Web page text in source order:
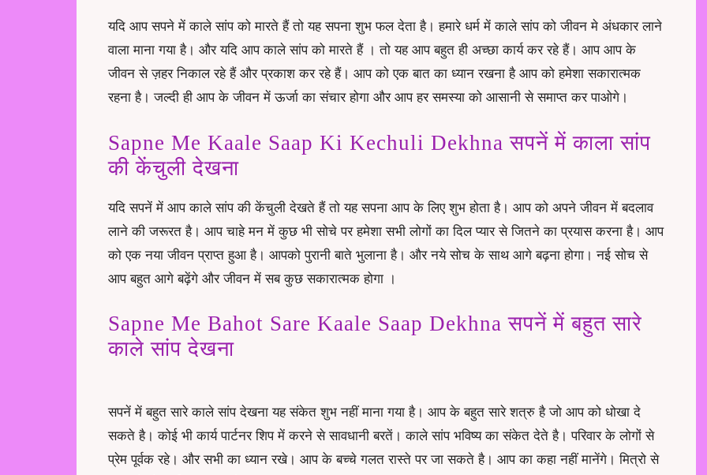
यदि आप सपने में काले सांप को मारते हैं तो यह सपना शुभ फल देता है। हमारे धर्म में काले सांप को जीवन मे अंधकार लाने
वाला माना गया है। और यदि आप काले सांप को मारते हैं । तो यह आप बहुत ही अच्छा कार्य कर रहे हैं। आप आप के
जीवन से ज़हर निकाल रहे हैं और प्रकाश कर रहे हैं। आप को एक बात का ध्यान रखना है आप को हमेशा सकारात्मक
रहना है। जल्दी ही आप के जीवन में ऊर्जा का संचार होगा और आप हर समस्या को आसानी से समाप्त कर पाओगे।
Sapne Me Kaale Saap Ki Kechuli Dekhna सपनें में काला सांप
की केंचुली देखना
यदि सपनें में आप काले सांप की केंचुली देखते हैं तो यह सपना आप के लिए शुभ होता है। आप को अपने जीवन में बदलाव
लाने की जरूरत है। आप चाहे मन में कुछ भी सोचे पर हमेशा सभी लोगों का दिल प्यार से जितने का प्रयास करना है। आप
को एक नया जीवन प्राप्त हुआ है। आपको पुरानी बाते भुलाना है। और नये सोच के साथ आगे बढ़ना होगा। नई सोच से
आप बहुत आगे बढ़ेंगे और जीवन में सब कुछ सकारात्मक होगा ।
Sapne Me Bahot Sare Kaale Saap Dekhna सपनें में बहुत सारे
काले सांप देखना
सपनें में बहुत सारे काले सांप देखना यह संकेत शुभ नहीं माना गया है। आप के बहुत सारे शत्रु है जो आप को धोखा दे
सकते है। कोई भी कार्य पार्टनर शिप में करने से सावधानी बरतें। काले सांप भविष्य का संकेत देते है। परिवार के लोगों से
प्रेम पूर्वक रहे। और सभी का ध्यान रखे। आप के बच्चे गलत रास्ते पर जा सकते है। आप का कहा नहीं मानेंगे। मित्रो से